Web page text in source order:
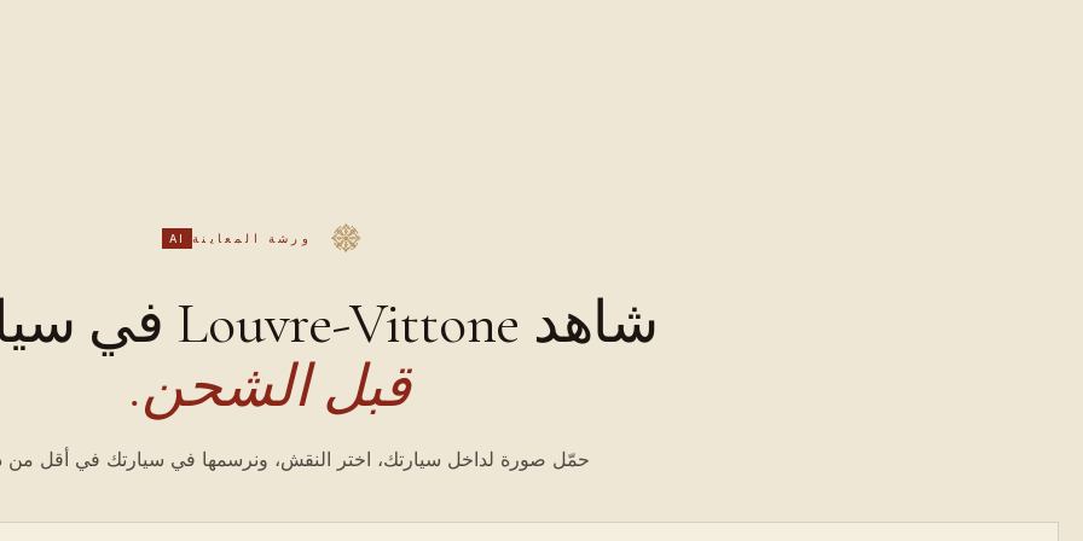
ورشة المعاينة AI
شاهد Louvre-Vittone في سيارتك،
قبل الشحن.
حمّل صورة لداخل سيارتك، اختر النقش، ونرسمها في سيارتك في أقل من